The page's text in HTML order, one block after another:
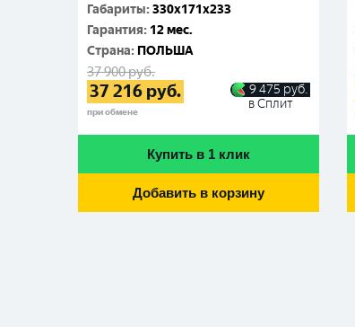
Габариты:330x171x233
Гарантия: 12 мес.
Cтрана: ПОЛЬША
37 900руб.
37 216 руб.
при обмене
9 475 руб.
в Сплит
Купить в 1 клик
Добавить в корзину